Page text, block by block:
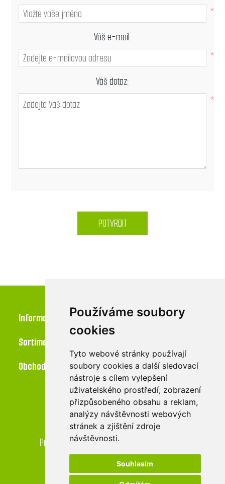
Používáme soubory
cookies
Tyto webové stránky používají
soubory cookies a další sledovací
nástroje s cílem vylepšení
uživatelského prostředí, zobrazení
přizpůsobeného obsahu a reklam,
analýzy návštěvnosti webových
stránek a zjištění zdroje
návštěvnosti.
Souhlasím
*
Váš e-mail:
*
Váš dotaz:
*
POTVRDIT
Informace
Sortiment
Obchod
Kontakt
LU-MI servis s.r.o.
Průmyslová 455/17, 568 02 Svitavy - Lačnov